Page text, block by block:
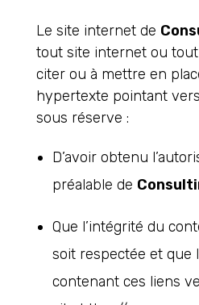
Le site internet de
tout site internet ou
citer ou à mettre en
hypertexte pointant
sous réserve :
D’avoir obtenu
préalable de
Que l’intégrité du
soit respectée et que
contenant ces liens